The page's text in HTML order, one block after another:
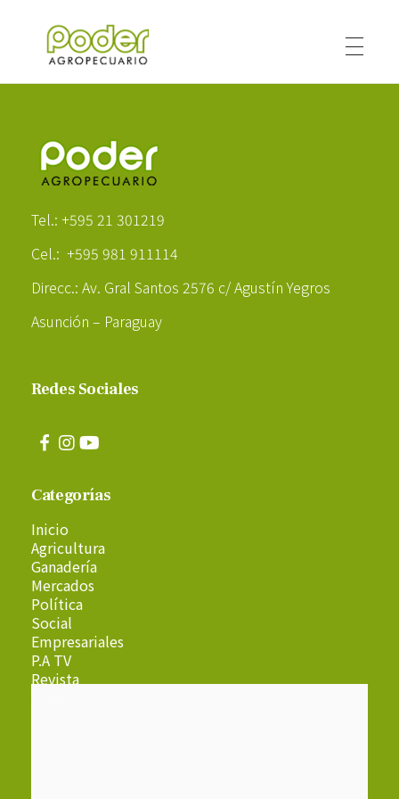
Tel.: +595 21 301219
Cel.: +595 981 911114
Direcc.: Av. Gral Santos 2576 c/ Agustín Yegros
Asunción – Paraguay
Redes Sociales
Categorías
Inicio
Agricultura
Ganadería
Mercados
Política
Social
Empresariales
P.A TV
Revista